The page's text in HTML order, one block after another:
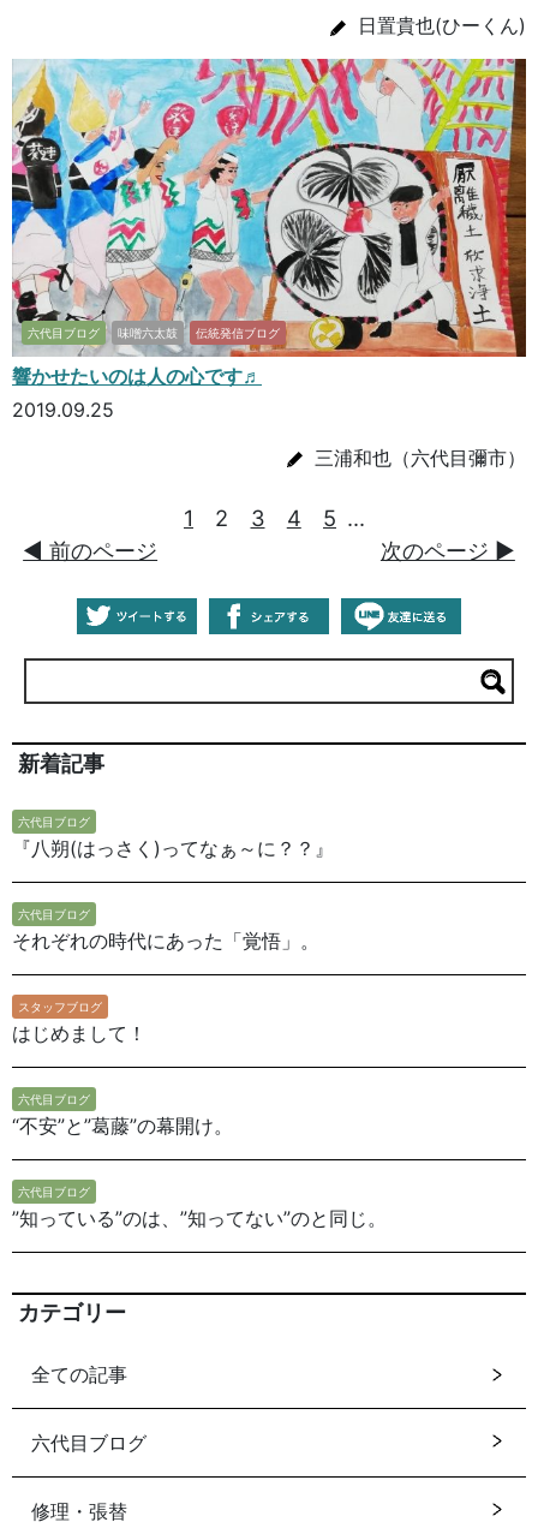
日置貴也(ひーくん)
六代目ブログ 味噌六太鼓 伝統発信ブログ
響かせたいのは人の心です♬
2019.09.25
三浦和也（六代目彌市）
◀︎ 前のページ
1 2 3 4 5 ...
次のページ ▶︎
新着記事
六代目ブログ
『八朔(はっさく)ってなぁ～に？？』
六代目ブログ
それぞれの時代にあった「覚悟」。
スタッフブログ
はじめまして！
六代目ブログ
“不安”と”葛藤”の幕開け。
六代目ブログ
”知っている”のは、”知ってない”のと同じ。
カテゴリー
全ての記事
六代目ブログ
修理・張替